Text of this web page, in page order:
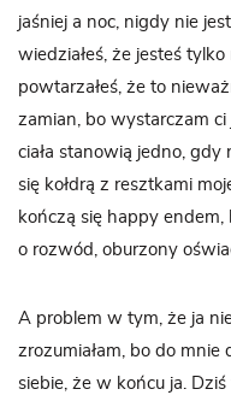
jaśniej a noc, nigdy nie
wiedziałeś, że jesteś
powtarzałeś, że to
zamian, bo wystarczam
ciała stanowią jedno, gdy
się kołdrą z resztkami
kończą się happy
o rozwód, oburzony
A problem w tym, że ja
zrozumiałam, bo do mnie
siebie, że w końcu ja.